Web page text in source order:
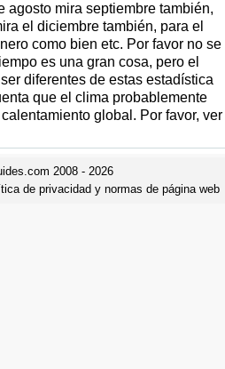
agosto mira septiembre también,
el diciembre también, para el
como bien etc. Por favor no se
es una gran cosa, pero el
diferentes de estas estadística
que el clima probablemente
global. Por favor, ver
2008 - 2026
de privacidad y normas de página web